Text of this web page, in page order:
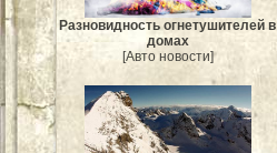
Разновидность огнетушителей в
домах
[Авто новости]